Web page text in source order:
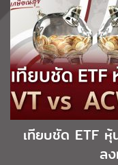
เทียบชัด ETF
ล